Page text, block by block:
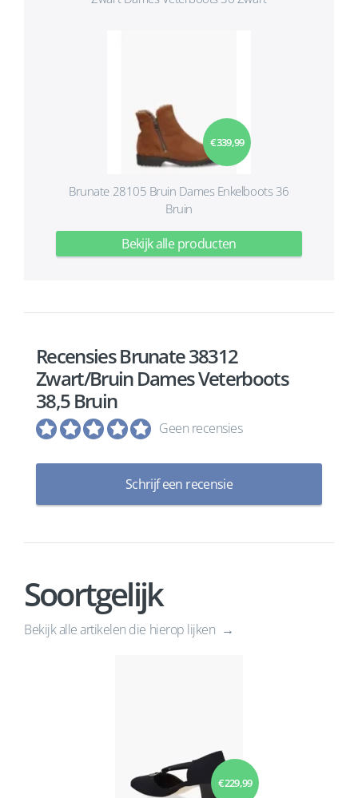
€ 339,99
Brunate 28105 Bruin Dames Enkelboots 36
Bruin
Bekijk alle producten
Recensies Brunate 38312
Zwart/Bruin Dames Veterboots
38,5 Bruin
Geen recensies
Schrijf een recensie
Soortgelijk
Bekijk alle artikelen die hierop lijken
€ 229,99